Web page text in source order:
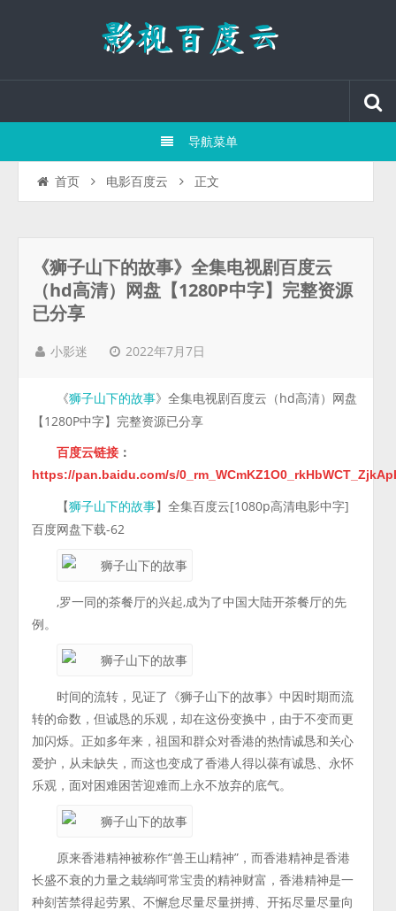
导航菜单
首页 电影百度云 正文
《狮子山下的故事》全集电视剧百度云
（hd高清）网盘【1280P中字】完整资源
已分享
小影迷 2022年7月7日
《狮子山下的故事》全集电视剧百度云（hd高清）网盘
【1280P中字】完整资源已分享
百度云链接 ：
https://pan.baidu.com/s/
【狮子山下的故事】全集百度云[1080p高清电影中字]
百度网盘下载-62
,罗一同的茶餐厅的兴起,成为了中国大陆开茶餐厅的先
例。
时间的流转，见证了《狮子山下的故事》中因时期而流
转的命数，但诚恳的乐观，却在这份变换中，由于不变而更
加闪烁。正如多年来，祖国和群众对香港的热情诚恳和关心
爱护，从未缺失，而这也变成了香港人得以葆有诚恳、永怀
乐观，面对困难困苦迎难而上永不放弃的底气。
原来香港精神被称作“兽王山精神”，而香港精神是香港
长盛不衰的力量之栽绱呵常宝贵的精神财富，香港精神是一
种刻苦禁得起劳累、不懈怠尽量尽量拼搏、开拓尽量尽量向